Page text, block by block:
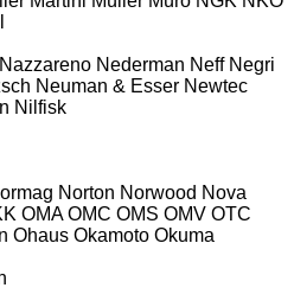
Nazzareno Nederman Neff Negri
Neuman & Esser Newtec
Nilfisk
Norton Norwood Nova
OMA OMC OMS OMV OTC
Ohaus Okamoto Okuma